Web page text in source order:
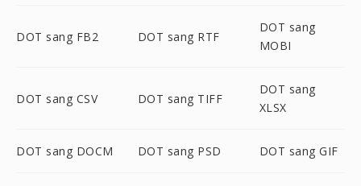
DOT sang FB2 DOT sang RTF
DOT sang
MOBI
DOT sang CSV DOT sang TIFF
DOT sang
XLSX
DOT sang DOCM DOT sang PSD DOT sang GIF